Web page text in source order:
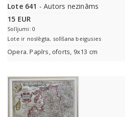
Lote 641 - Autors nezināms
15 EUR
Solījumi: 0
Lote ir noslēgta, solīšana beigusies
Opera. Papīrs, oforts, 9x13 cm